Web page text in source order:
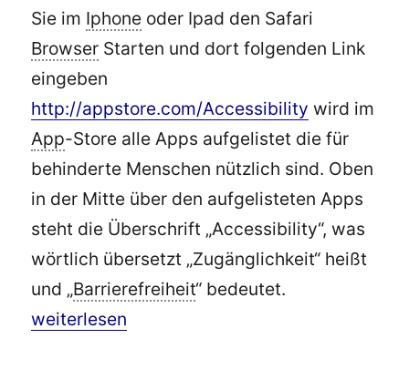
Sie im Iphone oder Ipad den Safari
Browser Starten und dort folgenden Link
eingeben
http://appstore.com/Accessibility wird im
App-Store alle Apps aufgelistet die für
behinderte Menschen nützlich sind. Oben
in der Mitte über den aufgelisteten Apps
steht die Überschrift „Accessibility“, was
wörtlich übersetzt „Zugänglichkeit“ heißt
und „Barrierefreiheit“ bedeutet.
„Apple schafft neuen Bereich Apps für
weiterlesen